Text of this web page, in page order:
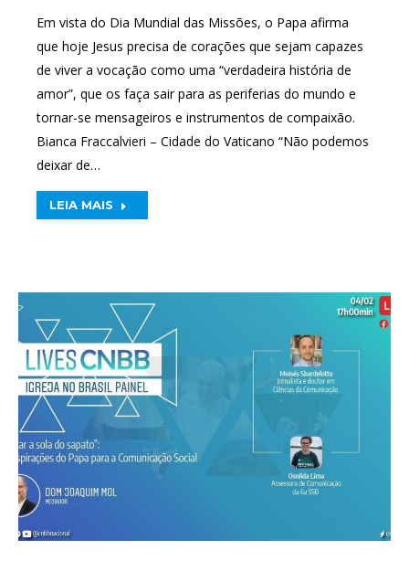
Em vista do Dia Mundial das Missões, o Papa afirma
que hoje Jesus precisa de corações que sejam capazes
de viver a vocação como uma “verdadeira história de
amor”, que os faça sair para as periferias do mundo e
tornar-se mensageiros e instrumentos de compaixão.
Bianca Fraccalvieri – Cidade do Vaticano “Não podemos
deixar de…
LEIA MAIS